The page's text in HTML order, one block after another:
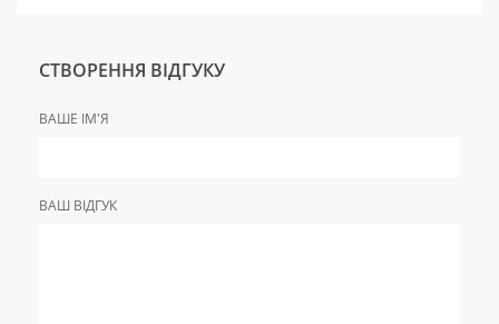
СТВОРЕННЯ ВІДГУКУ
ВАШЕ ІМ'Я
ВАШ ВІДГУК